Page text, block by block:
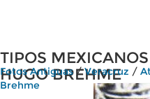
TIPOS
HUGO BREHME
Fotos Antiguas/Veracruz /
Brehme